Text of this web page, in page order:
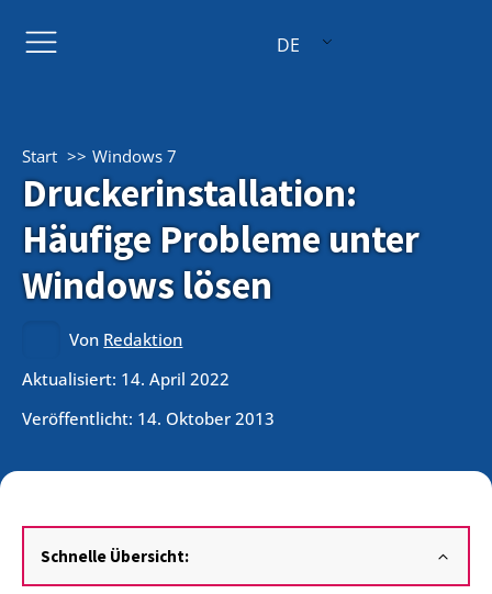
DE
Start Windows 7
Druckerinstallation:
Häufige Probleme unter
Windows lösen
Von Redaktion
Aktualisiert: 14. April 2022
Veröffentlicht: 14. Oktober 2013
Schnelle Übersicht: